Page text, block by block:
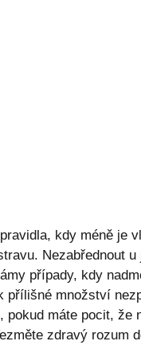
kdy méně je
Nezabřednout
případy, kdy
přílišné množství
máte pocit, že
zdravý rozum